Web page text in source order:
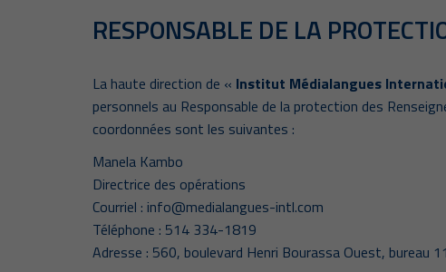
RESPONSABLE DE LA
La haute direction de « Institut Médialangues
personnels au Responsable de la protection des
coordonnées sont les suivantes :
Manela Kambo
Directrice des opérations
Courriel : info@medialangues-intl.com
Téléphone : 514 334-1819
Adresse : 560, boulevard Henri Bourassa Ouest, bureau